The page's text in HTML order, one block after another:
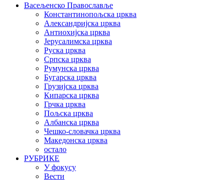
Васељенско Православље
Константинопољска црква
Александријска црква
Антиохијска црква
Јерусалимска црква
Руска црква
Српска црква
Румунска црква
Бугарска црква
Грузијска црква
Кипарска црква
Грчка црква
Пољска црква
Албанска црква
Чешко-словачка црква
Македонска црква
остало
РУБРИКЕ
У фокусу
Вести